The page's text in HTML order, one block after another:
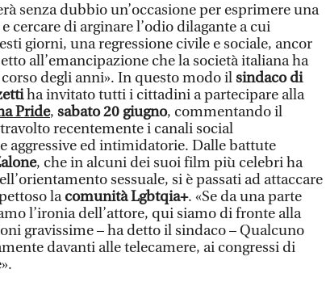
senza dubbio un’occasione per esprimere una
cercare di arginare l’odio dilagante a cui
giorni, una regressione civile e sociale, ancor
all’emancipazione che la società italiana ha
degli anni». In questo modo ilsindaco di
ha invitato tutti i cittadini a partecipare alla
Pride, sabato 20 giugno, commentando il
recentemente i canali social
aggressive ed intimidatorie. Dalle battute
, che in alcuni dei suoi film più celebri ha
sessuale, si è passati ad attaccare
lacomunità Lgbtqia+. «Se da una parte
l’ironia dell’attore, qui siamo di fronte alla
gravissime – ha detto il sindaco – Qualcuno
davanti alle telecamere, ai congressi di